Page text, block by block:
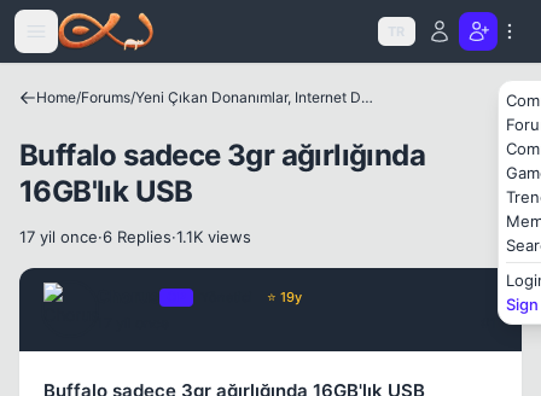
Icerige atla
TR
Home/Forums/ Yeni Çıkan Donanımlar, Internet Dünyası ve Benzer Konular
Buffalo sadece 3gr ağırlığında
16GB'lık USB
17 yil once·6 Replies·1.1K views
⭐ 19y
Buffalo sadece 3gr ağırlığında 16GB'lık USB
Kapat
Kapat